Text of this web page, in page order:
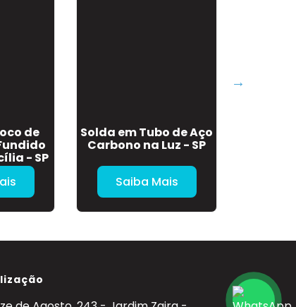
de
- SP
Solda em Tubo de Aço
Carbono na Luz - SP
Saiba Mais